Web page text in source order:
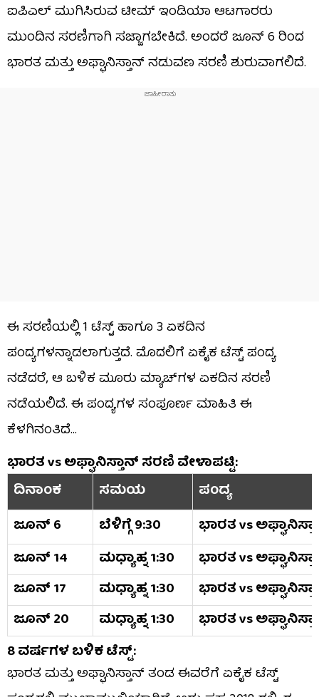
ಐಪಿಎಲ್ ಮುಗಿಸಿರುವ ಟೀಮ್ ಇಂಡಿಯಾ ಆಟಗಾರರು
ಮುಂದಿನ ಸರಣಿಗಾಗಿ ಸಜ್ಜಾಗಬೇಕಿದೆ. ಅಂದರೆ ಜೂನ್ 6 ರಿಂದ
ಭಾರತ ಮತ್ತು ಅಫ್ಘಾನಿಸ್ತಾನ್ ನಡುವಣ ಸರಣಿ ಶುರುವಾಗಲಿದೆ.
ಈ ಸರಣಿಯಲ್ಲಿ 1 ಟೆಸ್ಟ್ ಹಾಗೂ 3 ಏಕದಿನ
ಪಂದ್ಯಗಳನ್ನಾಡಲಾಗುತ್ತದೆ. ಮೊದಲಿಗೆ ಏಕೈಕ ಟೆಸ್ಟ್ ಪಂದ್ಯ
ನಡೆದರೆ, ಆ ಬಳಿಕ ಮೂರು ಮ್ಯಾಚ್​ಗಳ ಏಕದಿನ ಸರಣಿ
ನಡೆಯಲಿದೆ. ಈ ಪಂದ್ಯಗಳ ಸಂಪೂರ್ಣ ಮಾಹಿತಿ ಈ
ಕೆಳಗಿನಂತಿದೆ…
ಭಾರತ vs ಅಫ್ಘಾನಿಸ್ತಾನ್ ಸರಣಿ ವೇಳಾಪಟ್ಟಿ:
ದಿನಾಂಕ
ಸಮಯ
ಪಂದ್ಯ
ಜೂನ್ 6
ಬೆಳಿಗ್ಗೆ 9:30
ಭಾರತ vs
ಜೂನ್ 14
ಮಧ್ಯಾಹ್ನ 1:30
ಭಾರತ vs
ಜೂನ್ 17
ಮಧ್ಯಾಹ್ನ 1:30
ಭಾರತ vs
ಜೂನ್ 20
ಮಧ್ಯಾಹ್ನ 1:30
ಭಾರತ vs
8 ವರ್ಷಗಳ ಬಳಿಕ ಟೆಸ್ಟ್:
ಭಾರತ ಮತ್ತು ಅಫ್ಘಾನಿಸ್ತಾನ್ ತಂಡ ಈವರೆಗೆ ಏಕೈಕ ಟೆಸ್ಟ್